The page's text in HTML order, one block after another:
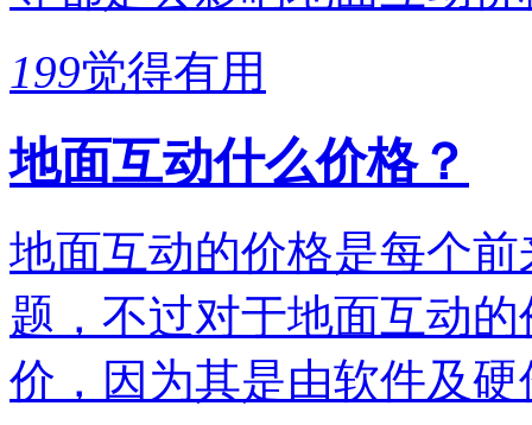
199觉得有用
地面互动什么价格？
地面互动的价格是每个
题，不过对于地面互动
价，因为其是由软件及